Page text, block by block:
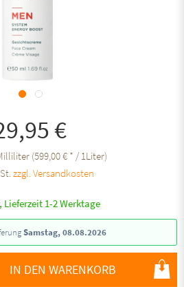
€
(599,00 € * / 1Liter)
zzgl. Versandkosten
Lieferzeit 1-2 Werktage
Samstag, 08.08.2026
IN DEN WARENKORB